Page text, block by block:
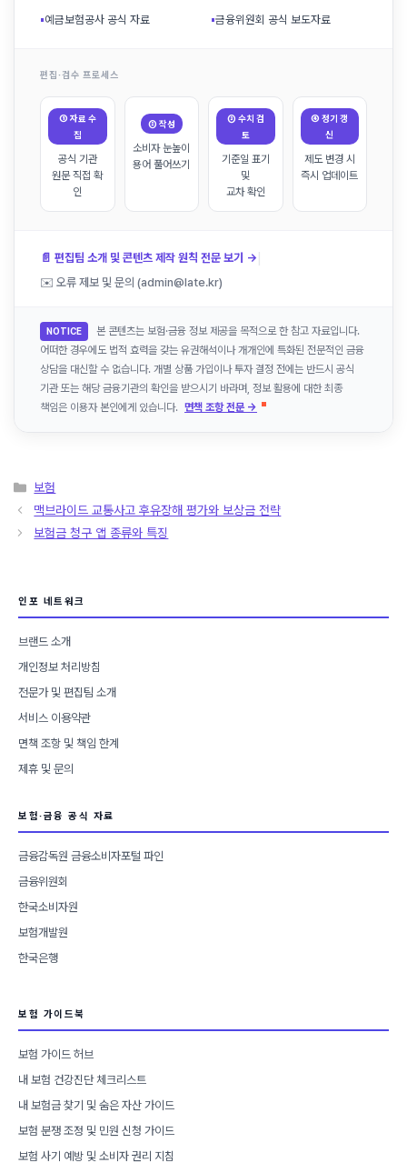
▪예금보험공사 공식 자료 ▪금융위원회 공식 보도자료
편집·검수 프로세스
① 자료 수
집
공식 기관
원문 직접 확
인
② 작성
소비자 눈높이
용어 풀어쓰기
③ 수치 검
토
기준일 표기
및
교차 확인
④ 정기 갱
신
제도 변경 시
즉시 업데이트
📄 편집팀 소개 및 콘텐츠 제작 원칙 전문 보기 → |
✉️ 오류 제보 및 문의 (admin@late.kr)
NOTICE
본 콘텐츠는 보험·금융 정보 제공을 목적으로 한 참고 자료입니다.
어떠한 경우에도 법적 효력을 갖는 유권해석이나 개개인에 특화된 전문적인 금융
상담을 대신할 수 없습니다. 개별 상품 가입이나 투자 결정 전에는 반드시 공식
기관 또는 해당 금융기관의 확인을 받으시기 바라며, 정보 활용에 대한 최종
책임은 이용자 본인에게 있습니다. 면책 조항 전문 →
카
테
리
보험
맥브라이드 교통사고 후유장해 평가와 보상금 전략
보험금 청구 앱 종류와 특징
인포 네트워크
브랜드 소개
개인정보 처리방침
전문가 및 편집팀 소개
서비스 이용약관
면책 조항 및 책임 한계
제휴 및 문의
보험·금융 공식 자료
금융감독원 금융소비자포털 파인
금융위원회
한국소비자원
보험개발원
한국은행
보험 가이드북
보험 가이드 허브
내 보험 건강진단 체크리스트
내 보험금 찾기 및 숨은 자산 가이드
보험 분쟁 조정 및 민원 신청 가이드
보험 사기 예방 및 소비자 권리 지침